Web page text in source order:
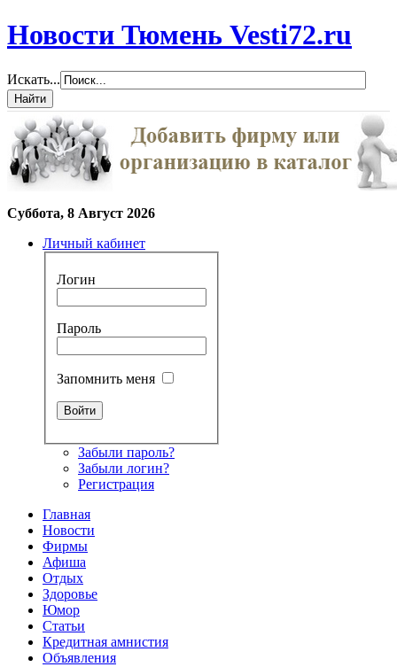
Новости Тюмень Vesti72.ru
Искать...
Суббота, 8 Август 2026
Личный кабинет
Логин
Пароль
Запомнить меня
Забыли пароль?
Забыли логин?
Регистрация
Главная
Новости
Фирмы
Афиша
Отдых
Здоровье
Юмор
Статьи
Кредитная амнистия
Объявления